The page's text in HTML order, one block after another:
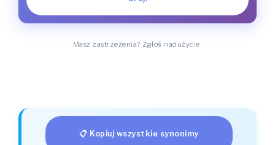
Masz zastrzeżenia? Zgłoś nadużycie.
📋 Kopiuj wszystkie synonimy